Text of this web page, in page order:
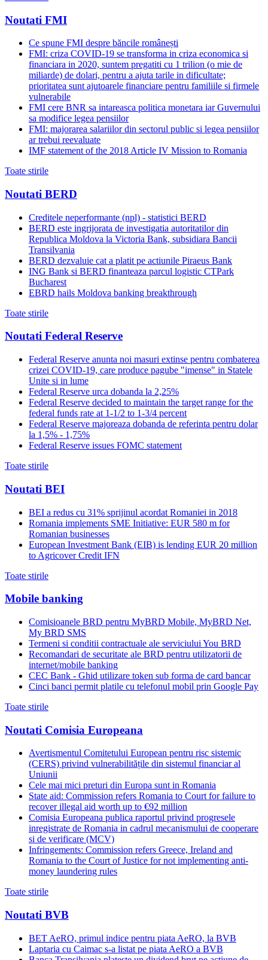
Noutati FMI
Ce spune FMI despre băncile românești
FMI: criza COVID-19 se transforma in criza economica si
financiara in 2020, suntem pregatiti cu 1 trilion (o mie de
miliarde) de dolari, pentru a ajuta tarile in dificultate;
prioritatea sunt ajutoarele financiare pentru familiile si firmele
vulnerabile
FMI cere BNR sa intareasca politica monetara iar Guvernului
sa modifice legea pensiilor
FMI: majorarea salariilor din sectorul public si legea pensiilor
ar trebui reevaluate
IMF statement of the 2018 Article IV Mission to Romania
Toate stirile
Noutati BERD
Creditele neperformante (npl) - statistici BERD
BERD este ingrijorata de investigatia autoritatilor din
Republica Moldova la Victoria Bank, subsidiara Bancii
Transilvania
BERD dezvaluie cat a platit pe actiunile Piraeus Bank
ING Bank si BERD finanteaza parcul logistic CTPark
Bucharest
EBRD hails Moldova banking breakthrough
Toate stirile
Noutati Federal Reserve
Federal Reserve anunta noi masuri extinse pentru combaterea
crizei COVID-19, care produce pagube "imense" in Statele
Unite si in lume
Federal Reserve urca dobanda la 2,25%
Federal Reserve decided to maintain the target range for the
federal funds rate at 1-1/2 to 1-3/4 percent
Federal Reserve majoreaza dobanda de referinta pentru dolar
la 1,5% - 1,75%
Federal Reserve issues FOMC statement
Toate stirile
Noutati BEI
BEI a redus cu 31% sprijinul acordat Romaniei in 2018
Romania implements SME Initiative: EUR 580 m for
Romanian businesses
European Investment Bank (EIB) is lending EUR 20 million
to Agricover Credit IFN
Toate stirile
Mobile banking
Comisioanele BRD pentru MyBRD Mobile, MyBRD Net,
My BRD SMS
Termeni si conditii contractuale ale serviciului You BRD
Recomandari de securitate ale BRD pentru utilizatorii de
internet/mobile banking
CEC Bank - Ghid utilizare token sub forma de card bancar
Cinci banci permit platile cu telefonul mobil prin Google Pay
Toate stirile
Noutati Comisia Europeana
Avertismentul Comitetului European pentru risc sistemic
(CERS) privind vulnerabilitățile din sistemul financiar al
Uniunii
Cele mai mici preturi din Europa sunt in Romania
State aid: Commission refers Romania to Court for failure to
recover illegal aid worth up to €92 million
Comisia Europeana publica raportul privind progresele
inregistrate de Romania in cadrul mecanismului de cooperare
si de verificare (MCV)
Infringements: Commission refers Greece, Ireland and
Romania to the Court of Justice for not implementing anti-
money laundering rules
Toate stirile
Noutati BVB
BET AeRO, primul indice pentru piata AeRO, la BVB
Laptaria cu Caimac s-a listat pe piata AeRO a BVB